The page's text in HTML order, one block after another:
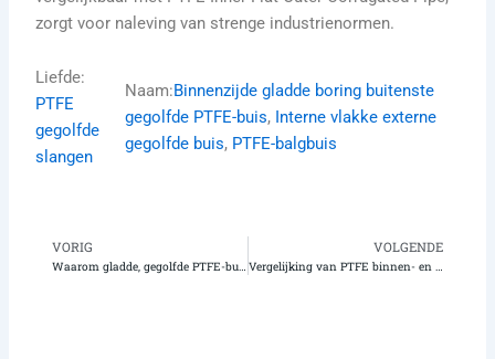
zorgt voor naleving van strenge industrienormen.
Liefde:
PTFE
gegolfde
slangen
Naam:Binnenzijde gladde boring buitenste
gegolfde PTFE-buis, Interne vlakke externe
gegolfde buis, PTFE-balgbuis
Vorige
VORIG
Waarom gladde, gegolfde PTFE-buizen met binnendiameter beter presteren dan traditionele slangen bij vloeistofbehandeling
VOLGENDE
Vergelijking van PTFE binnen- en buitengegolfde buizen met metalen buizen voor toepassingen in de automobielindustrie met hoge temperaturen